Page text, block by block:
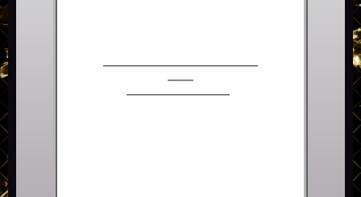
――――――――――――
――
――――――――